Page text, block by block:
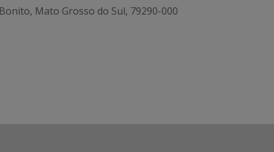
Mato Grosso do Sul, 79290-000